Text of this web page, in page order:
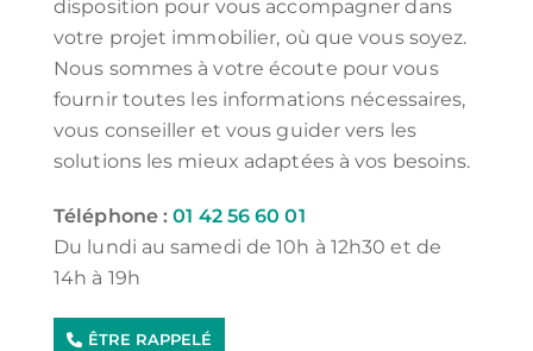
disposition pour vous accompagner dans
votre projet immobilier, où que vous soyez.
Nous sommes à votre écoute pour vous
fournir toutes les informations nécessaires,
vous conseiller et vous guider vers les
solutions les mieux adaptées à vos besoins.
Téléphone :01 42 56 60 01
Du lundi au samedi de 10h à 12h30 et de
14h à 19h
ÊTRE RAPPELÉ